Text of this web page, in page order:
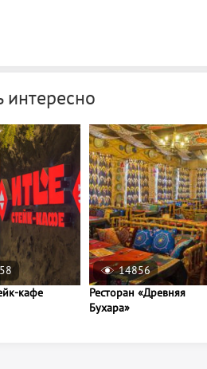
кафе
14856
Ресторан «Древняя
Бухара»